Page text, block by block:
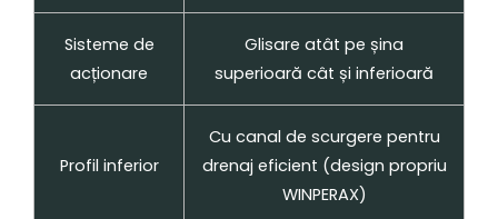
Sisteme de
acționare
Glisare atât pe șina
superioară cât și inferioară
Profil inferior
Cu canal de scurgere pentru
drenaj eficient (design propriu
WINPERAX)